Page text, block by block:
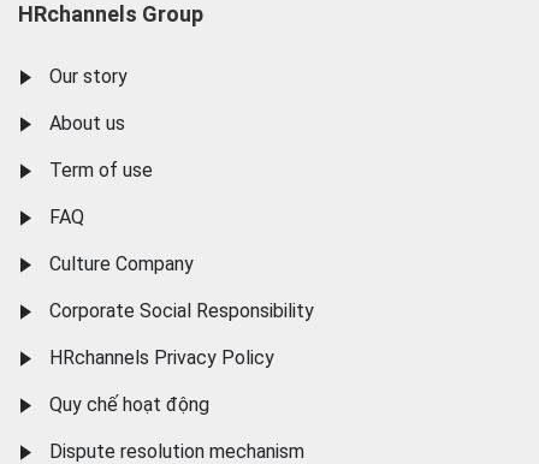
HRchannels Group
Our story
About us
Term of use
FAQ
Culture Company
Corporate Social Responsibility
HRchannels Privacy Policy
Quy chế hoạt động
Dispute resolution mechanism